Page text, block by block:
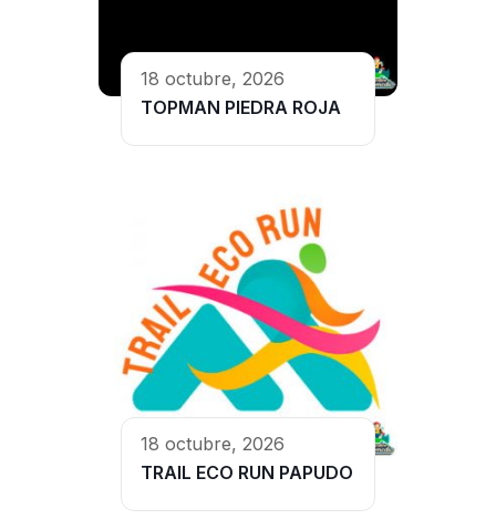
18 octubre, 2026
TOPMAN PIEDRA ROJA
18 octubre, 2026
TRAIL ECO RUN PAPUDO